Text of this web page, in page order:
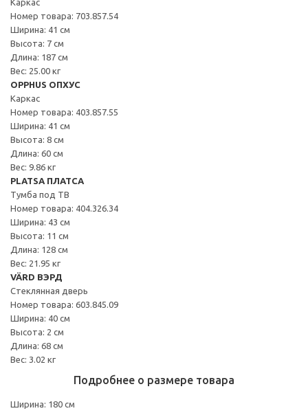
Номер товара: 703.857.54
Ширина: 41 см
Высота: 7 см
Длина: 187 см
Вес: 25.00 кг
OPPHUS ОПХУС
Каркас
Номер товара: 403.857.55
Ширина: 41 см
Высота: 8 см
Длина: 60 см
Вес: 9.86 кг
PLATSA ПЛАТСА
Тумба под ТВ
Номер товара: 404.326.34
Ширина: 43 см
Высота: 11 см
Длина: 128 см
Вес: 21.95 кг
VÄRD ВЭРД
Стеклянная дверь
Номер товара: 603.845.09
Ширина: 40 см
Высота: 2 см
Длина: 68 см
Вес: 3.02 кг
Подробнее о размере товара
Ширина: 180 см